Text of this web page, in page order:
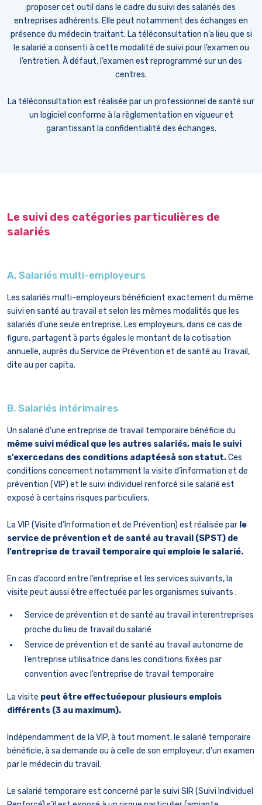
proposer cet outil dans le cadre du suivi des salariés des
entreprises adhérents. Elle peut notamment des échanges en
présence du médecin traitant. La téléconsultation n’a lieu que si
le salarié a consenti à cette modalité de suivi pour l’examen ou
l’entretien. À défaut, l’examen est reprogrammé sur un des
centres.
La téléconsultation est réalisée par un professionnel de santé sur
un logiciel conforme à la règlementation en vigueur et
garantissant la confidentialité des échanges.
Le suivi des catégories particulières de
salariés
A. Salariés multi-employeurs
Les salariés multi-employeurs bénéficient exactement du même
suivi en santé au travail et selon les mêmes modalités que les
salariés d’une seule entreprise. Les employeurs, dans ce cas de
figure, partagent à parts égales le montant de la cotisation
annuelle, auprès du Service de Prévention et de santé au Travail,
dite au per capita.
B. Salariés intérimaires
Un salarié d’une entreprise de travail temporaire bénéficie du
même suivi médical que les autres salariés, mais le suivi
s’exercedans des conditions adaptéesà son statut.Ces
conditions concernent notamment la visite d’information et de
prévention (VIP) et le suivi individuel renforcé si le salarié est
exposé à certains risques particuliers.
La VIP (Visite d’Information et de Prévention) est réalisée par le
service de prévention et de santé au travail (SPST) de
l’entreprise de travail temporaire qui emploie le salarié.
En cas d’accord entre l’entreprise et les services suivants, la
visite peut aussi être effectuée par les organismes suivants :
Service de prévention et de santé au travail interentreprises
proche du lieu de travail du salarié
Service de prévention et de santé au travail autonome de
l’entreprise utilisatrice dans les conditions fixées par
convention avec l’entreprise de travail temporaire
La visite peut être effectuéepour plusieurs emplois
différents (3 au maximum).
Indépendamment de la VIP, à tout moment, le salarié temporaire
bénéficie, à sa demande ou à celle de son employeur, d’un examen
par le médecin du travail.
Le salarié temporaire est concerné par le suivi SIR (Suivi Individuel